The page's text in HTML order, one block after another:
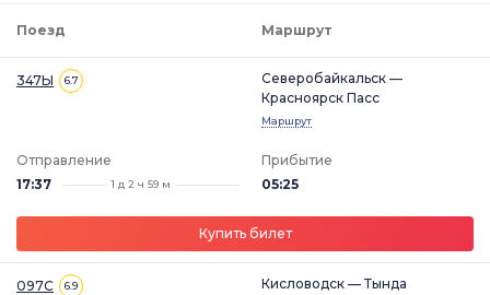
Поезд Маршрут
347Ы 6.7
Северобайкальск —
Красноярск Пасс
Маршрут
Отправление
17:37
1 д 2 ч 59 м
Прибытие
05:25
Купить билет
097С 6.9 Кисловодск — Тында